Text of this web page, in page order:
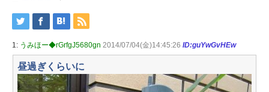
1: うみほー◆rGrfgJ5680gn 2014/07/04(金)14:45:26 ID:guYwGvHEw
昼過ぎくらいに